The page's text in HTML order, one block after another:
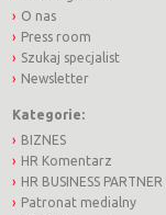
O nas
Press room
Szukaj specjalist
Newsletter
Kategorie:
BIZNES
HR Komentarz
HR BUSINESS PARTNER
Patronat medialny